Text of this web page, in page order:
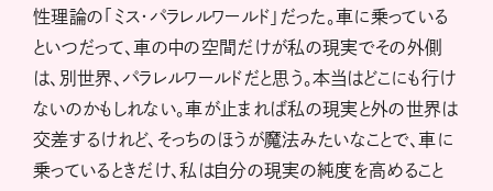
性理論の「ミス・パラレルワールド」だった。車に乗っている
といつだって、車の中の空間だけが私の現実でその外側
は、別世界、パラレルワールドだと思う。本当はどこにも行け
ないのかもしれない。車が止まれば私の現実と外の世界は
交差するけれど、そっちのほうが魔法みたいなことで、車に
乗っているときだけ、私は自分の現実の純度を高めること